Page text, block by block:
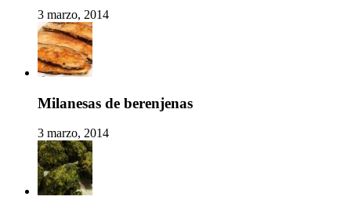
3 marzo, 2014
Milanesas de berenjenas
3 marzo, 2014